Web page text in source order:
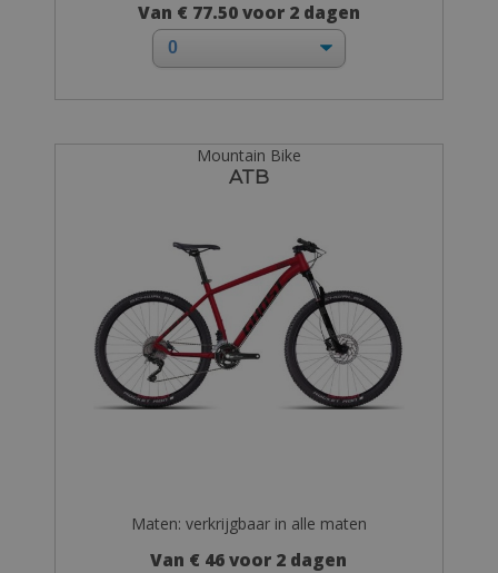
Van € 77.50 voor 2 dagen
Mountain Bike
ATB
Maten: verkrijgbaar in alle maten
Van € 46 voor 2 dagen